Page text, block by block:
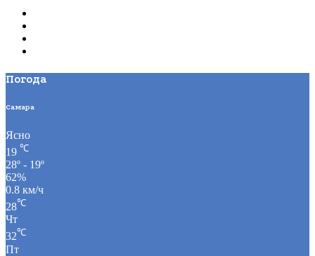
Погода
Самара
Ясно
19 ℃
28º - 19º
62%
0.8 км/ч
28℃
Чт
32℃
Пт